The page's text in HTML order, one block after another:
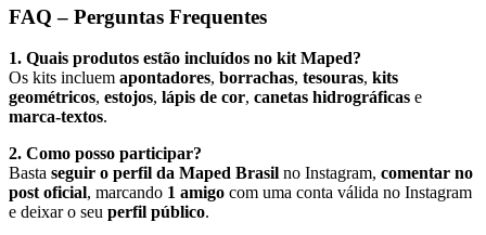
FAQ – Perguntas Frequentes
1. Quais produtos estão incluídos no kit Maped?
Os kits incluem apontadores, borrachas, tesouras, kits
geométricos, estojos, lápis de cor, canetas hidrográficas e
marca-textos.
2. Como posso participar?
Basta seguir o perfil da Maped Brasil no Instagram, comentar no
post oficial, marcando 1 amigo com uma conta válida no Instagram
e deixar o seu perfil público.